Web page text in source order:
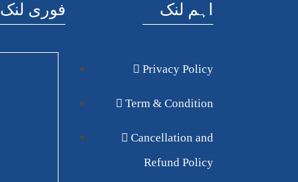
فوری لنک اہم لنک
Privacy Policy
Term & Condition
Cancellation and
Refund Policy